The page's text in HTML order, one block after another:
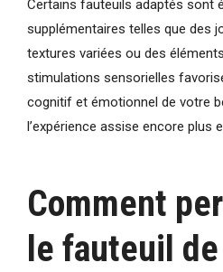
Certains fauteuils adaptés sont
supplémentaires telles que des
textures variées ou des
stimulations sensorielles
cognitif et émotionnel de votre
l’expérience assise encore plus
Comment
le fauteuil